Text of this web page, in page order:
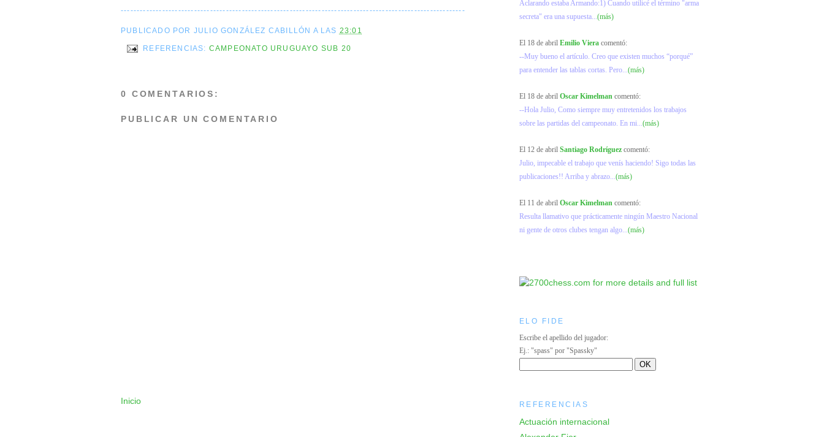
------------------------------------------------------------------------------------------------------------
PUBLICADO POR JULIO GONZÁLEZ CABILLÓN A LAS 23:01
REFERENCIAS: CAMPEONATO URUGUAYO SUB 20
0 COMENTARIOS:
PUBLICAR UN COMENTARIO
Inicio
Aclarando estaba Armando:1) Cuando utilicé el término "arma
secreta" era una supuesta...(más)
El 18 de abril Emilio Viera comentó:
--Muy bueno el artículo. Creo que existen muchos “porqué”
para entender las tablas cortas. Pero...(más)
El 18 de abril Oscar Kimelman comentó:
--Hola Julio, Como siempre muy entretenidos los trabajos
sobre las partidas del campeonato. En mi...(más)
El 12 de abril Santiago Rodríguez comentó:
Julio, impecable el trabajo que venís haciendo! Sigo todas las
publicaciones!! Arriba y abrazo...(más)
El 11 de abril Oscar Kimelman comentó:
Resulta llamativo que prácticamente ningún Maestro Nacional
ni gente de otros clubes tengan algo...(más)
ELO FIDE
Escribe el apellido del jugador:
Ej.: "spass" por "Spassky"
REFERENCIAS
Actuación internacional